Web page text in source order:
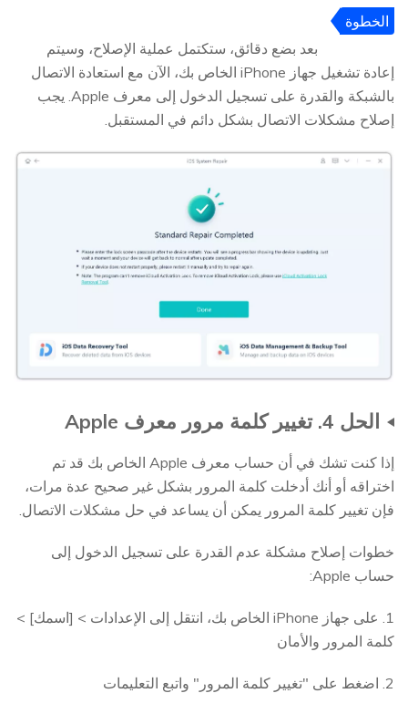
الخطوة
بعد بضع دقائق، ستكتمل عملية الإصلاح، وسيتم
إعادة تشغيل جهاز iPhone الخاص بك، الآن مع استعادة الاتصال
بالشبكة والقدرة على تسجيل الدخول إلى معرف Apple. يجب
إصلاح مشكلات الاتصال بشكل دائم في المستقبل.
الحل 4. تغيير كلمة مرور معرف Apple
إذا كنت تشك في أن حساب معرف Apple الخاص بك قد تم
اختراقه أو أنك أدخلت كلمة المرور بشكل غير صحيح عدة مرات،
فإن تغيير كلمة المرور يمكن أن يساعد في حل مشكلات الاتصال.
خطوات إصلاح مشكلة عدم القدرة على تسجيل الدخول إلى
حساب Apple:
1. على جهاز iPhone الخاص بك، انتقل إلى الإعدادات > [اسمك] >
كلمة المرور والأمان
2. اضغط على "تغيير كلمة المرور" واتبع التعليمات